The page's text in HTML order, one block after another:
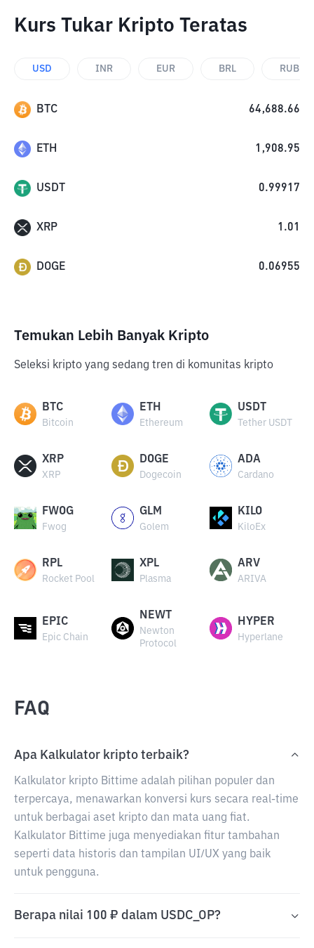
Kurs Tukar Kripto Teratas
USD INR EUR BRL RUB
BTC 64,688.66
ETH 1,908.95
USDT 0.99917
XRP 1.01
DOGE 0.06955
Temukan Lebih Banyak Kripto
Seleksi kripto yang sedang tren di komunitas kripto
BTC
Bitcoin
ETH
Ethereum
USDT
Tether USDT
XRP
XRP
DOGE
Dogecoin
ADA
Cardano
FWOG
Fwog
GLM
Golem
KILO
KiloEx
RPL
Rocket Pool
XPL
Plasma
ARV
ARIVA
EPIC
Epic Chain
NEWT
Newton
Protocol
HYPER
Hyperlane
FAQ
Apa Kalkulator kripto terbaik?
Kalkulator kripto Bittime adalah pilihan populer dan
terpercaya, menawarkan konversi kurs secara real-time
untuk berbagai aset kripto dan mata uang fiat.
Kalkulator Bittime juga menyediakan fitur tambahan
seperti data historis dan tampilan UI/UX yang baik
untuk pengguna.
Berapa nilai 100 ₽ dalam USDC_OP?